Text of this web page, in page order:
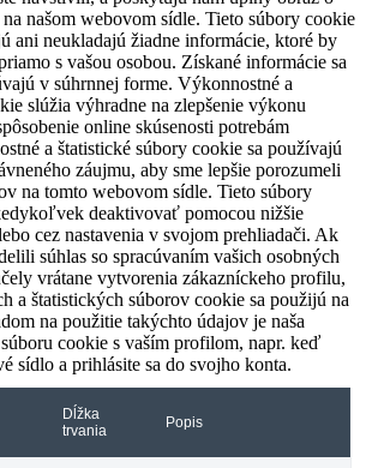
našom webovom sídle. Tieto súbory cookie
ani neukladajú žiadne informácie, ktoré by
s vašou osobou. Získané informácie sa
v súhrnnej forme. Výkonnostné a
slúžia výhradne na zlepšenie výkonu
online skúsenosti potrebám
a štatistické súbory cookie sa používajú
záujmu, aby sme lepšie porozumeli
na tomto webovom sídle. Tieto súbory
deaktivovať pomocou nižšie
cez nastavenia v svojom prehliadači. Ak
súhlas so spracúvaním vašich osobných
vrátane vytvorenia zákazníckeho profilu,
a štatistických súborov cookie sa použijú na
na použitie takýchto údajov je naša
cookie s vaším profilom, napr. keď
sídlo a prihlásite sa do svojho konta.
Dĺžka
trvania
Popis